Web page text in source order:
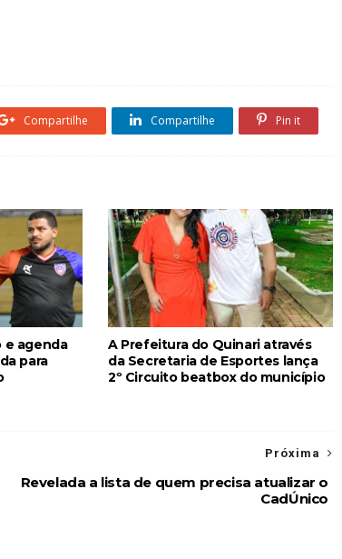
Compartilhe Compartilhe Pin it
agenda
para
A Prefeitura do Quinari através
da Secretaria de Esportes lança
2º Circuito beatbox do município
Próxima
Revelada a lista de quem precisa atualizar o
CadÚnico